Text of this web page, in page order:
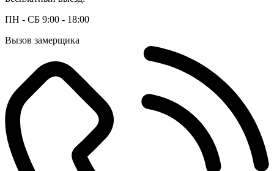
ПН - СБ 9:00 - 18:00
Вызов замерщика